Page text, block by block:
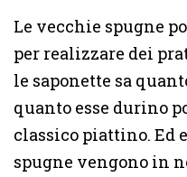
Le vecchie spugne
per realizzare dei
le saponette sa
quanto esse durino
classico piattino. Ed
spugne vengono in